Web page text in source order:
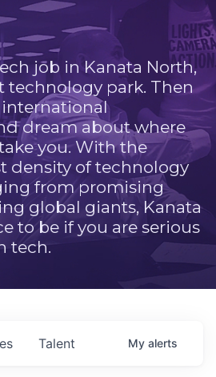
job in Kanata North,
technology park. Then
international
dream about where
you. With the
density of technology
from promising
global giants, Kanata
to be if you are serious
tech.
Talent My alerts